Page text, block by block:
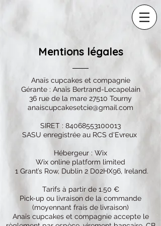
Mentions légales
Anaïs cupcakes et compagnie
Gérante : Anaïs Bertrand-Lecapelain
36 rue de la mare 27510 Tourny
anaiscupcakesetcie@gmail.com
SIRET : 84068553100013
SASU enregistrée au RCS d'Evreux
Hébergeur : Wix
Wix online platform limited
1 Grant’s Row, Dublin 2 D02HX96, Ireland.
Tarifs à partir de 1.50 €
Pick-up ou livraison de la commande
(moyennant frais de livraison)
Anaïs cupcakes et compagnie accepte le